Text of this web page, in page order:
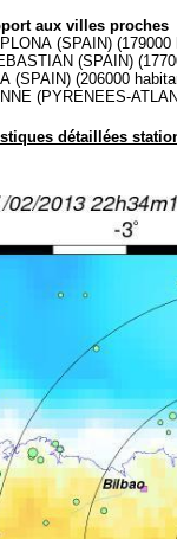
aux villes proches
(SPAIN) (179000
(SPAIN)
(SPAIN) (206000
(PYRENEES-
détaillées